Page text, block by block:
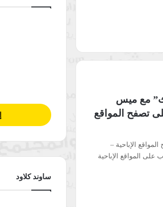
مع ميس
تصفح المواقع
الإباحية –
على المواقع الإباحية
ساوند كلاود